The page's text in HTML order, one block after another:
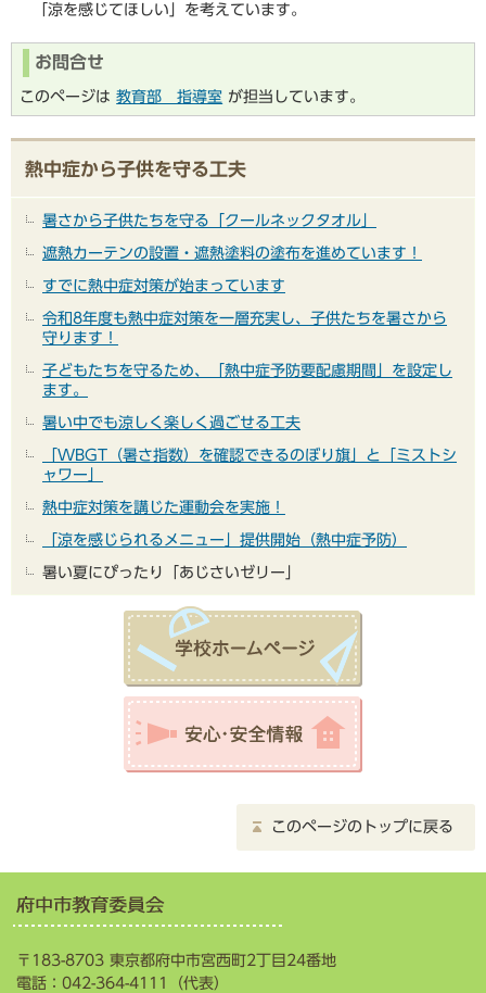
「涼を感じてほしい」を考えています。
お問合せ
このページは 教育部 指導室 が担当しています。
熱中症から子供を守る工夫
暑さから子供たちを守る「クールネックタオル」
遮熱カーテンの設置・遮熱塗料の塗布を進めています！
すでに熱中症対策が始まっています
令和8年度も熱中症対策を一層充実し、子供たちを暑さから
守ります！
子どもたちを守るため、「熱中症予防要配慮期間」を設定し
ます。
暑い中でも涼しく楽しく過ごせる工夫
「WBGT（暑さ指数）を確認できるのぼり旗」と「ミストシ
ャワー」
熱中症対策を講じた運動会を実施！
「涼を感じられるメニュー」提供開始（熱中症予防）
暑い夏にぴったり「あじさいゼリー」
このページのトップに戻る
〒183-8703 東京都府中市宮西町2丁目24番地
電話：042-364-4111（代表）